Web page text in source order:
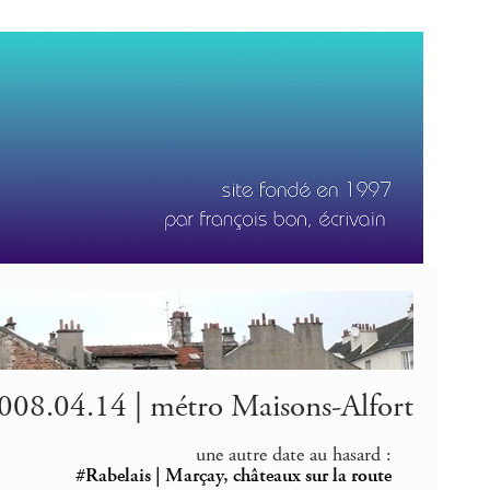
| métro Maisons-Alfort
une autre date au hasard :
#Rabelais | Marçay, châteaux sur la route